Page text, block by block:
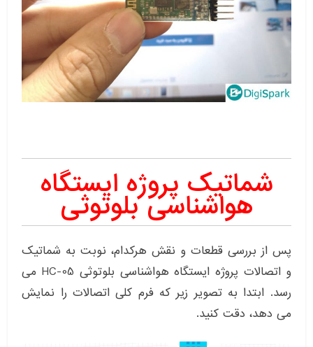
شماتیک پروژه ایستگاه
هواشناسی بلوتوثی
پس از بررسی قطعات و نقش هرکدام، نوبت به شماتیک
و اتصالات پروژه ایستگاه هواشناسی بلوتوثی HC-05 می
رسد. ابتدا به تصویر زیر که فرم کلی اتصالات را نمایش
می دهد، دقت کنید.